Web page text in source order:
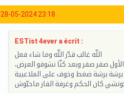
28-05-2024 23:18
ESTist 4ever a écrit :
اللّه غالب قدّر اللّه وما شاء فعل
صفر صفر وبعد كنّا نشوفو العرض،
برشة برشة ضغط وخوف على الملاعبية
كان الحكم وغرفة الفار ماحبّوش